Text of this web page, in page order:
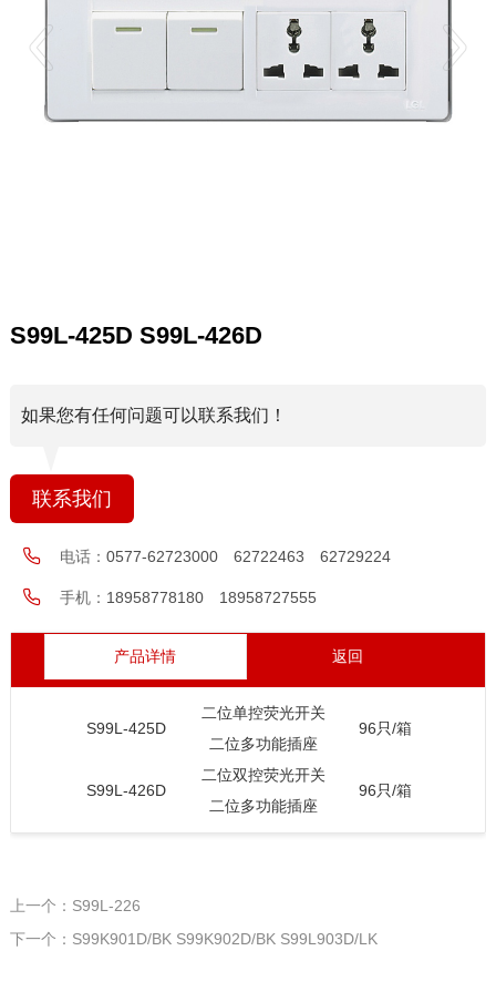
S99L-425D S99L-426D
如果您有任何问题可以联系我们！
联系我们
电话： 0577-62723000 62722463 62729224
手机： 18958778180 18958727555
产品详情 返回
S99L-425D
二位单控荧光开关
二位多功能插座
96只/箱
S99L-426D
二位双控荧光开关
二位多功能插座
96只/箱
上一个：S99L-226
下一个：S99K901D/BK S99K902D/BK S99L903D/LK